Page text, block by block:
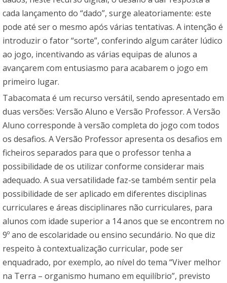
cada lançamento do “dado”, surge aleatoriamente: este
pode até ser o mesmo após várias tentativas. A intenção é
introduzir o fator “sorte”, conferindo algum caráter lúdico
ao jogo, incentivando as várias equipas de alunos a
avançarem com entusiasmo para acabarem o jogo em
primeiro lugar.
Tabacomata é um recurso versátil, sendo apresentado em
duas versões: Versão Aluno e Versão Professor. A Versão
Aluno corresponde à versão completa do jogo com todos
os desafios. A Versão Professor apresenta os desafios em
ficheiros separados para que o professor tenha a
possibilidade de os utilizar conforme considerar mais
adequado. A sua versatilidade faz-se também sentir pela
possibilidade de ser aplicado em diferentes disciplinas
curriculares e áreas disciplinares não curriculares, para
alunos com idade superior a 14 anos que se encontrem no
9º ano de escolaridade ou ensino secundário. No que diz
respeito à contextualização curricular, pode ser
enquadrado, por exemplo, ao nível do tema “Viver melhor
na Terra – organismo humano em equilíbrio”, previsto